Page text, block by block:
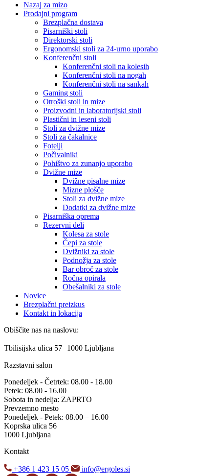
Nazaj za mizo
Prodajni program
Brezplačna dostava
Pisarniški stoli
Direktorski stoli
Ergonomski stoli za 24-urno uporabo
Konferenčni stoli
Konferenčni stoli na kolesih
Konferenčni stoli na nogah
Konferenčni stoli na sankah
Gaming stoli
Otroški stoli in mize
Proizvodni in laboratorijski stoli
Plastični in leseni stoli
Stoli za dvižne mize
Stoli za čakalnice
Fotelji
Počivalniki
Pohištvo za zunanjo uporabo
Dvižne mize
Dvižne pisalne mize
Mizne plošče
Stoli za dvižne mize
Dodatki za dvižne mize
Pisarniška oprema
Rezervni deli
Kolesa za stole
Čepi za stole
Dvižniki za stole
Podnožja za stole
Bar obroč za stole
Ročna opirala
Obešalniki za stole
Novice
Brezplačni preizkus
Kontakt in lokacija
Obiščite nas na naslovu:
Tbilisijska ulica 57 1000 Ljubljana
Razstavni salon
Ponedeljek - Četrtek: 08.00 - 18.00
Petek: 08.00 - 16.00
Sobota in nedelja: ZAPRTO
Prevzemno mesto
Ponedeljek - Petek: 08.00 – 16.00
Koprska ulica 56
1000 Ljubljana
Kontakt
+386 1 423 15 05 info@ergoles.si